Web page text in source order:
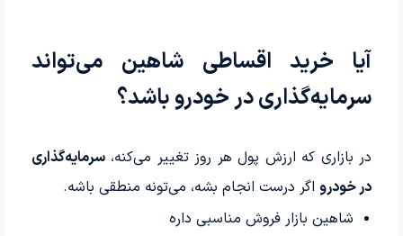
آیا خرید اقساطی شاهین می‌تواند
سرمایه‌گذاری در خودرو باشد؟
در بازاری که ارزش پول هر روز تغییر می‌کنه،سرمایه‌گذاری
در خودرواگر درست انجام بشه، می‌تونه منطقی باشه.
شاهین بازار فروش مناسبی داره